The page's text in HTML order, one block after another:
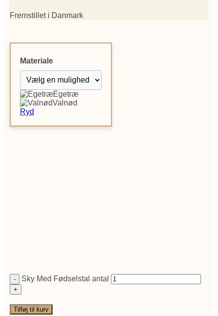
Fremstillet i Danmark
Materiale
Egetræ
Valnød
Ryd
Sky Med Fødselstal antal
Tilføj til kurv